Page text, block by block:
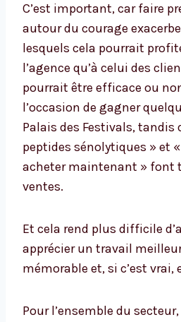
C’est important, car faire
autour du courage
lesquels cela pourrait
l’agence qu’à celui des
pourrait être efficace ou
l’occasion de gagner
Palais des Festivals, tandis
peptides sénolytiques » et
acheter maintenant » font
ventes.
Et cela rend plus difficile
apprécier un travail
mémorable et, si c’est vrai,
Pour l’ensemble du